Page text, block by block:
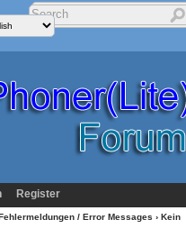
Register
/ Error Messages › Kein